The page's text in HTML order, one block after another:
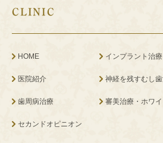
CLINIC
HOME
医院紹介
歯周病治療
インプラント治療
神経を残すむし
審美治療・ホワ
セカンドオピニオン